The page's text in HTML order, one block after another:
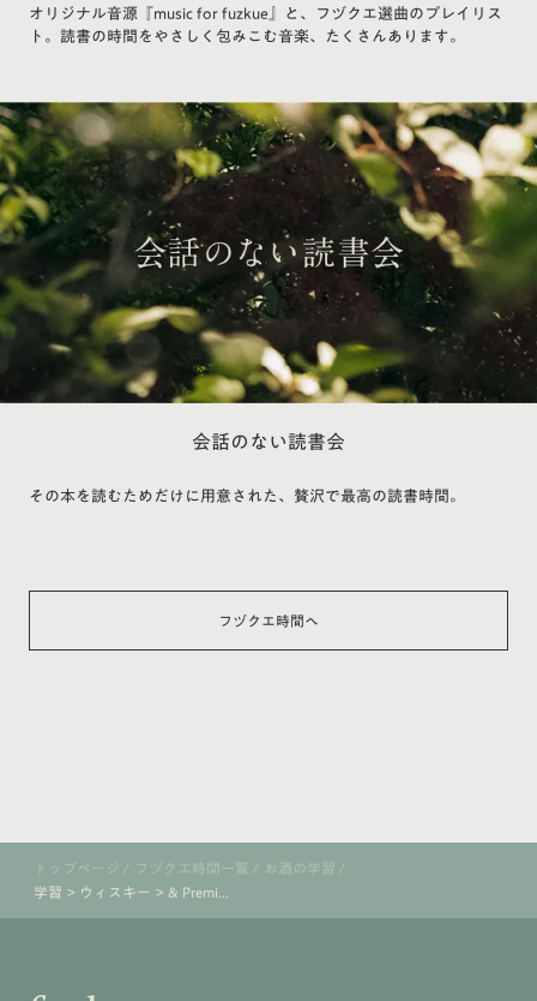
オリジナル音源『music for fuzkue』と、フヅクエ選曲のプレイリス
ト。読書の時間をやさしく包みこむ音楽、たくさんあります。
会話のない読書会
その本を読むためだけに用意された、贅沢で最高の読書時間。
フヅクエ時間へ
トップページ / フヅクエ時間一覧 / お酒の学習 /
学習 > ウィスキー > & Premi...